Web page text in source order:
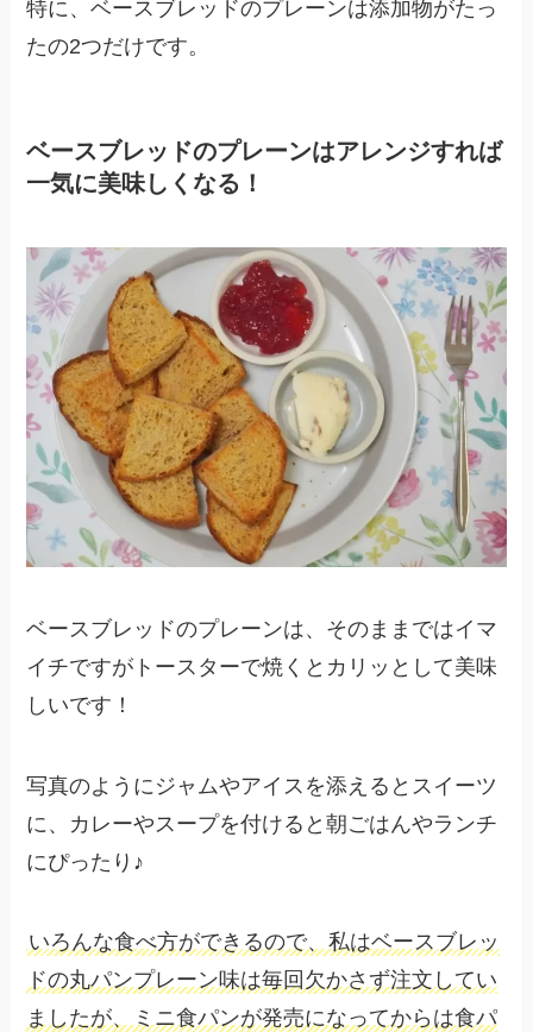
特に、ベースブレッドのプレーンは添加物がたっ
たの2つだけです。
ベースブレッドのプレーンはアレンジすれば
一気に美味しくなる！
ベースブレッドのプレーンは、そのままではイマ
イチですがトースターで焼くとカリッとして美味
しいです！
写真のようにジャムやアイスを添えるとスイーツ
に、カレーやスープを付けると朝ごはんやランチ
にぴったり♪
いろんな食べ方ができるので、私はベースブレッ
ドの丸パンプレーン味は毎回欠かさず注文してい
ましたが、ミニ食パンが発売になってからは食パ